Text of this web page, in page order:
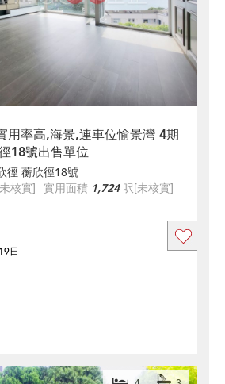
用率高,海景,連車位愉景灣 4期
18號出售單位
徑 蘅欣徑18號
核實] 實用面積 1,724呎[未核實]
日